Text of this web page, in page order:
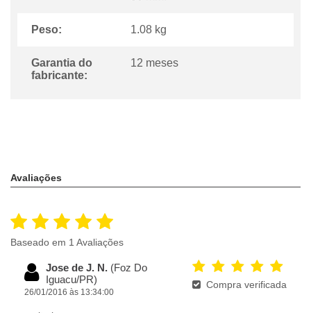
Peso: 1.08 kg
Garantia do
fabricante:
12 meses
Avaliações
Baseado em 1 Avaliações
Jose de J. N. (Foz Do
Iguacu/PR)
26/01/2016 às 13:34:00
Compra verificada